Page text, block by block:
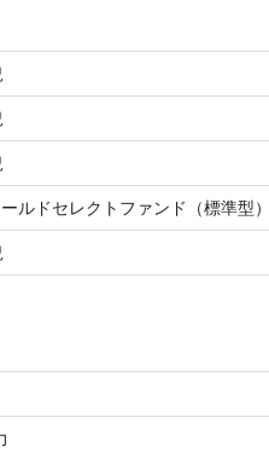
ルドセレクトファンド（標準型）